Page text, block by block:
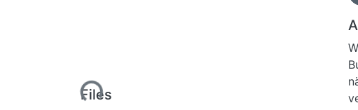
Loading...
Files